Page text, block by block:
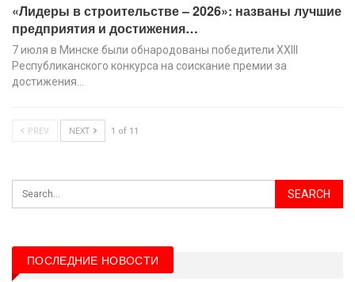
«Лидеры в строительстве – 2026»: названы лучшие
предприятия и достижения…
7 июля в Минске были обнародованы победители XХIII
Республиканского конкурса на соискание премии за
достижения…
PREV NEXT 1 of 11
ПОСЛЕДНИЕ НОВОСТИ